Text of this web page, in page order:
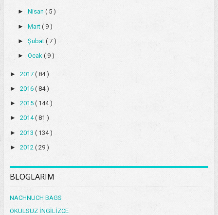
► Nisan ( 5 )
► Mart ( 9 )
► Şubat ( 7 )
► Ocak ( 9 )
► 2017 ( 84 )
► 2016 ( 84 )
► 2015 ( 144 )
► 2014( 81 )
► 2013 ( 134 )
► 2012 ( 29 )
BLOGLARIM
NACHNUCH BAGS
OKULSUZ İNGİLİZCE